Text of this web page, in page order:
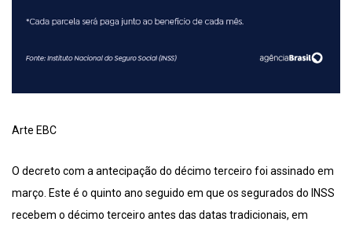
Arte EBC
O decreto com a antecipação do décimo terceiro foi assinado em
março. Este é o quinto ano seguido em que os segurados do INSS
recebem o décimo terceiro antes das datas tradicionais, em